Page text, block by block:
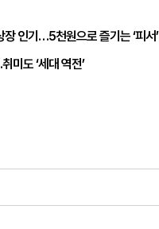
인기…5천원으로 즐기는 ‘피서’
미도 ‘세대 역전’